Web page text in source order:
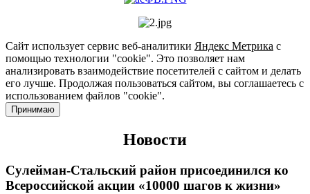
Сайт использует сервис веб-аналитики Яндекс Метрика с
помощью технологии "cookie". Это позволяет нам
анализировать взаимодействие посетителей с сайтом и делать
его лучше. Продолжая пользоваться сайтом, вы соглашаетесь с
использованием файлов "cookie".
Принимаю
Новости
Сулейман-Стальский район присоединился ко
Всероссийской акции «10000 шагов к жизни»